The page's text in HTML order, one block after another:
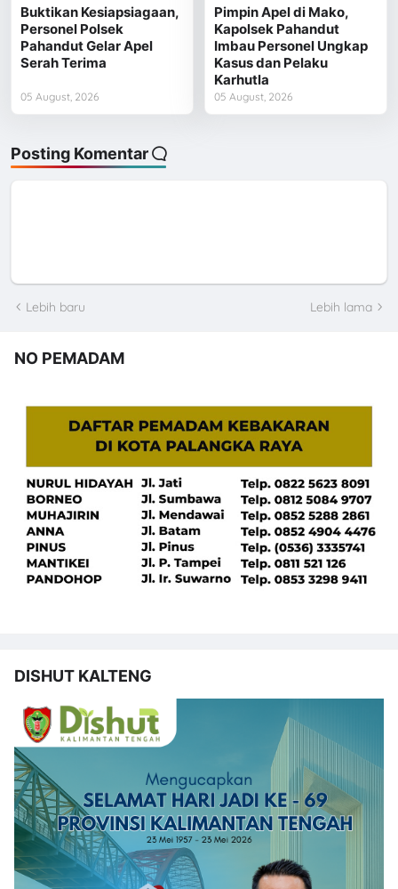
Buktikan Kesiapsiagaan,
Personel Polsek
Pahandut Gelar Apel
Serah Terima
05 August, 2026
Pimpin Apel di Mako,
Kapolsek Pahandut
Imbau Personel Ungkap
Kasus dan Pelaku
Karhutla
05 August, 2026
Posting Komentar
Lebih baru Lebih lama
NO PEMADAM
DISHUT KALTENG